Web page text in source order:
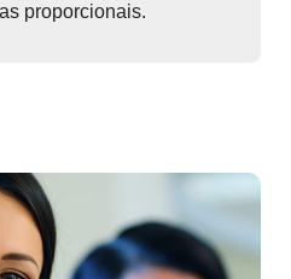
proporcionais.